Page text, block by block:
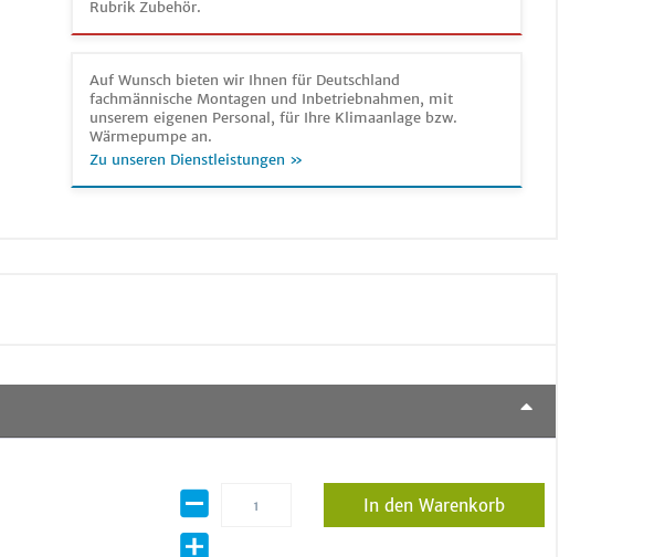
Rubrik Zubehör.
Auf Wunsch bieten wir Ihnen für Deutschland
fachmännische Montagen und Inbetriebnahmen, mit
unserem eigenen Personal, für Ihre Klimaanlage bzw.
Wärmepumpe an.
Zu unseren Dienstleistungen »
In den Warenkorb